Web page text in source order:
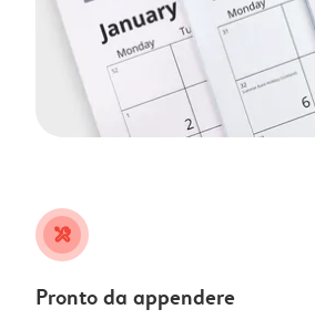
tools
Pronto da appendere